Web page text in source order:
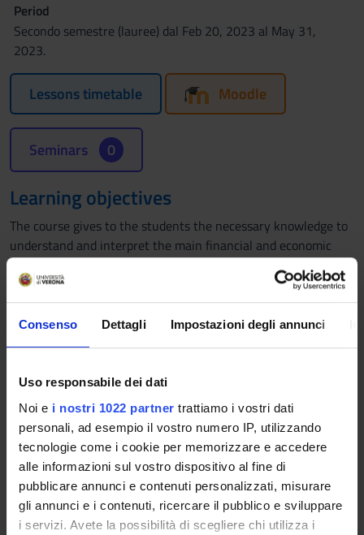
Consenso Dettagli Impostazioni degli annunci
Uso responsabile dei dati
Noi e i nostri 1022 partner trattiamo i vostri dati
personali, ad esempio il vostro numero IP, utilizzando
tecnologie come i cookie per memorizzare e accedere
alle informazioni sul vostro dispositivo al fine di
pubblicare annunci e contenuti personalizzati, misurare
gli annunci e i contenuti, ricercare il pubblico e sviluppare
i servizi. Avete la possibilità di scegliere chi utilizza i
Period
Secondo semestre (lauree) dal Feb 20, 2023 al May 31,
2023.
Lessons timetable Moodle
Seminars 0
Learning objectives
The course gives to the students the necessary knowledge to
understand and interpret the main financial and economic
issues both at the national and international levels, and the
interventions from fiscal and monetary authorities. At the end
of the course, the student will be able to understantd the
functioning and the role of the market and the economic
policies to implement in order to correct possible distorsions.
trade policies.
Prerequisites and basic notions
Microeconomics
Mathematics
Program
Pure exchange economics: 1. Market equilibrium, 2. The